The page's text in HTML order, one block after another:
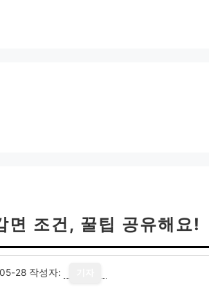
면 조건, 꿀팁 공유해요!
28 작성자: